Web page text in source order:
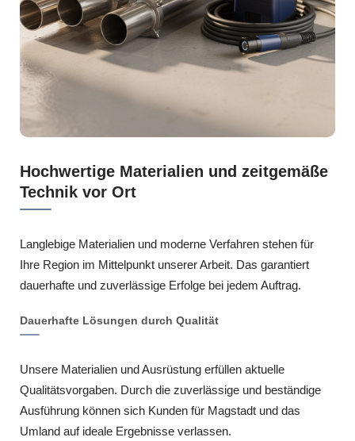
Hochwertige Materialien und zeitgemäße
Technik vor Ort
Langlebige Materialien und moderne Verfahren stehen für
Ihre Region im Mittelpunkt unserer Arbeit. Das garantiert
dauerhafte und zuverlässige Erfolge bei jedem Auftrag.
Dauerhafte Lösungen durch Qualität
Unsere Materialien und Ausrüstung erfüllen aktuelle
Qualitätsvorgaben. Durch die zuverlässige und beständige
Ausführung können sich Kunden für Magstadt und das
Umland auf ideale Ergebnisse verlassen.